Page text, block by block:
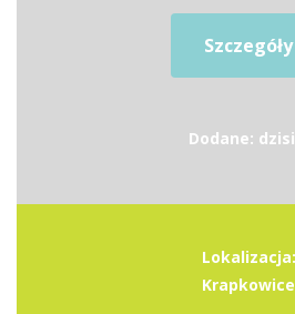
Szczegóły
Dodane:
Lokalizacja:
Krapkowice